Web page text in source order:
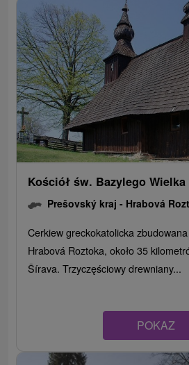
Kościół św. Bazylego
Prešovský kraj - Hrabová
Cerkiew greckokatolicka
Hrabová Roztoka, około 35
Šírava. Trzyczęściowy drewniany...
POKAZ